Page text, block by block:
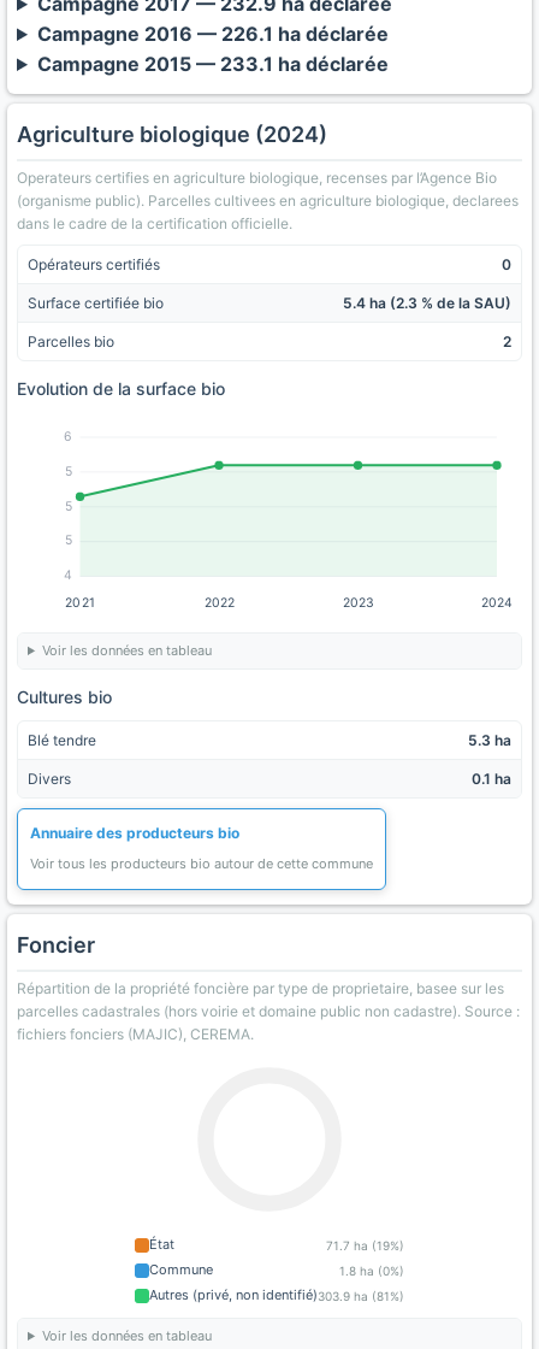
Campagne 2016 — 226.1 ha déclarée
Campagne 2015 — 233.1 ha déclarée
Agriculture biologique (2024)
Operateurs certifies en agriculture biologique, recenses par l’Agence Bio
(organisme public). Parcelles cultivees en agriculture biologique, declarees
dans le cadre de la certification officielle.
Opérateurs certifiés 0
Surface certifiée bio 5.4 ha (2.3 % de la SAU)
Parcelles bio 2
Evolution de la surface bio
4
5
5
5
6
2021 2022 2023 2024
Voir les données en tableau
Cultures bio
Blé tendre 5.3 ha
Divers 0.1 ha
Annuaire des producteurs bio
Voir tous les producteurs bio autour de cette commune
Foncier
Répartition de la propriété foncière par type de proprietaire, basee sur les
parcelles cadastrales (hors voirie et domaine public non cadastre). Source :
fichiers fonciers (MAJIC), CEREMA.
État 71.7 ha (19%)
Commune 1.8 ha (0%)
Autres (privé, non identifié)303.9 ha (81%)
Voir les données en tableau